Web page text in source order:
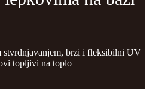
stvrdnjavanjem, brzi i fleksibilni UV
topljivi na toplo